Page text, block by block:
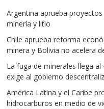
Argentina aprueba
minería y litio
Chile aprueba reforma
minera y Bolivia no acelera
La fuga de minerales llega
exige al gobierno
América Latina y el Caribe
hidrocarburos en medio de